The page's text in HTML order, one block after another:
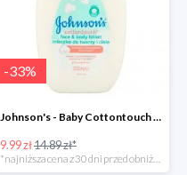
-33%
Johnson's - Baby Cottontouch mleczko do twarzy i ciała
9.99 zł14.89 zł*
*najniższa cena z 30 dni przed obniżką